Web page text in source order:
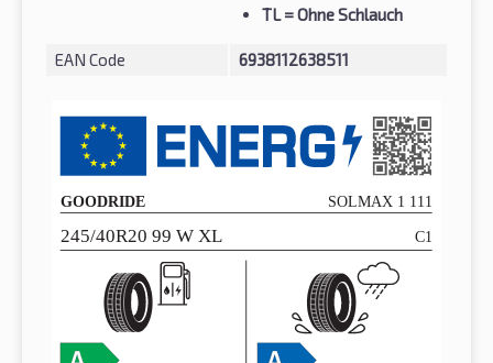
TL= Ohne Schlauch
EAN Code 6938112638511